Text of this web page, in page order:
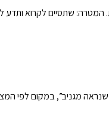
המטרה: שתסיים לקרוא
מגניב”, במקום לפי